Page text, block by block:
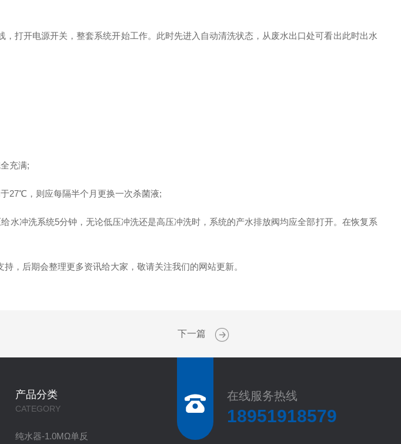
开电源开关，整套系统开始工作。此时先进入自动清洗状态，从废水出口处可看出此时出水
充满;
27℃，则应每隔半个月更换一次杀菌液;
冲洗系统5分钟，无论低压冲洗还是高压冲洗时，系统的产水排放阀均应全部打开。在恢复系
后期会整理更多资讯给大家，敬请关注我们的网站更新。
下一篇
产品分类
CATEGORY
纯水器-1.0MΩ单反
在线服务热线
18951918579